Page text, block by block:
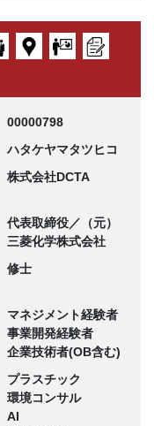
00000798
ハタケヤマタツヒコ
株式会社DCTA
代表取締役／（元）
三菱化学株式会社
修士
マネジメント経験者
事業開発経験者
企業技術者(OB含む)
プラスチック
環境コンサル
AI